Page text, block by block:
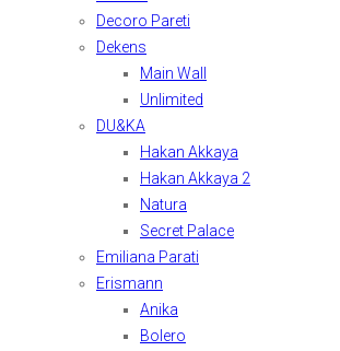
Decoro Pareti
Dekens
Main Wall
Unlimited
DU&KA
Hakan Akkaya
Hakan Akkaya 2
Natura
Secret Palace
Emiliana Parati
Erismann
Anika
Bolero